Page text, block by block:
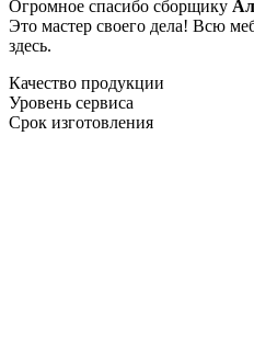
Огромное спасибо сборщику
Это мастер своего дела! Всю
здесь.
Качество продукции
Уровень сервиса
Срок изготовления